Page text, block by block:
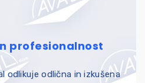
profesionalnost
odlikuje odlična in izkušena